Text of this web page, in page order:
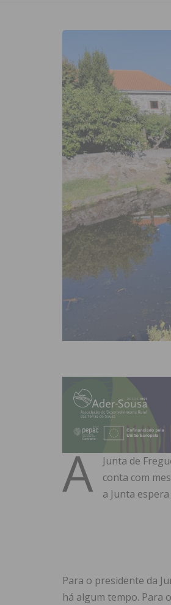
A
Junta de
conta com
a Junta
Para o presidente da
há algum tempo. Para